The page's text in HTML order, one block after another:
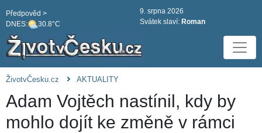
DNES: 30.8°C
Předpověd >
9. srpna 2026
Svátek slaví: Roman
ŽivotvČesku.cz AKTUALITY
Adam Vojtěch nastínil, kdy by
mohlo dojít ke změně v rámci